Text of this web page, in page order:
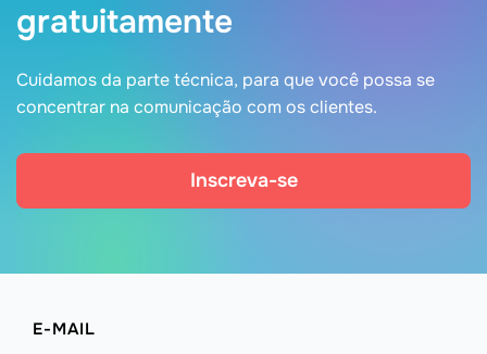
gratuitamente
Cuidamos da parte técnica, para que você possa se
concentrar na comunicação com os clientes.
Inscreva-se
E-MAIL